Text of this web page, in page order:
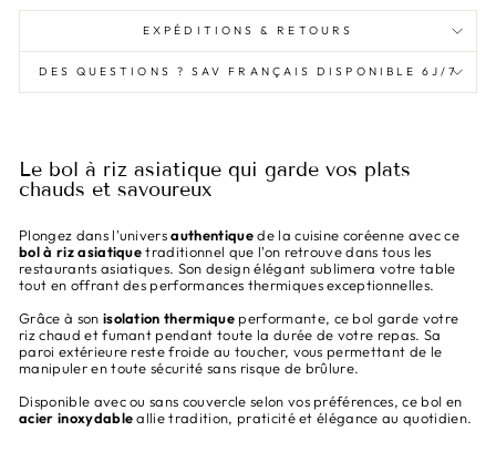
EXPÉDITIONS & RETOURS
DES QUESTIONS ? SAV FRANÇAIS DISPONIBLE 6J/7
Le bol à riz asiatique qui garde vos plats
chauds et savoureux
Plongez dans l'universauthentiquede la cuisine coréenne avec ce
bol à riz asiatiquetraditionnel que l'on retrouve dans tous les
restaurants asiatiques. Son design élégant sublimera votre table
tout en offrant des performances thermiques exceptionnelles.
Grâce à son isolation thermique performante, ce bol garde votre
riz chaud et fumant pendant toute la durée de votre repas. Sa
paroi extérieure reste froide au toucher, vous permettant de le
manipuler en toute sécurité sans risque de brûlure.
Disponible avec ou sans couvercle selon vos préférences, ce bol en
acier inoxydableallie tradition, praticité et élégance au quotidien.